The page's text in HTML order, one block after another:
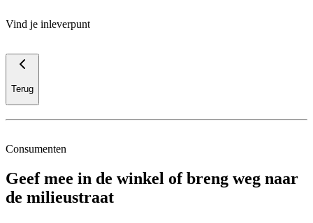
Vind je inleverpunt
Terug
Consumenten
Geef mee in de winkel of breng weg naar
de milieustraat